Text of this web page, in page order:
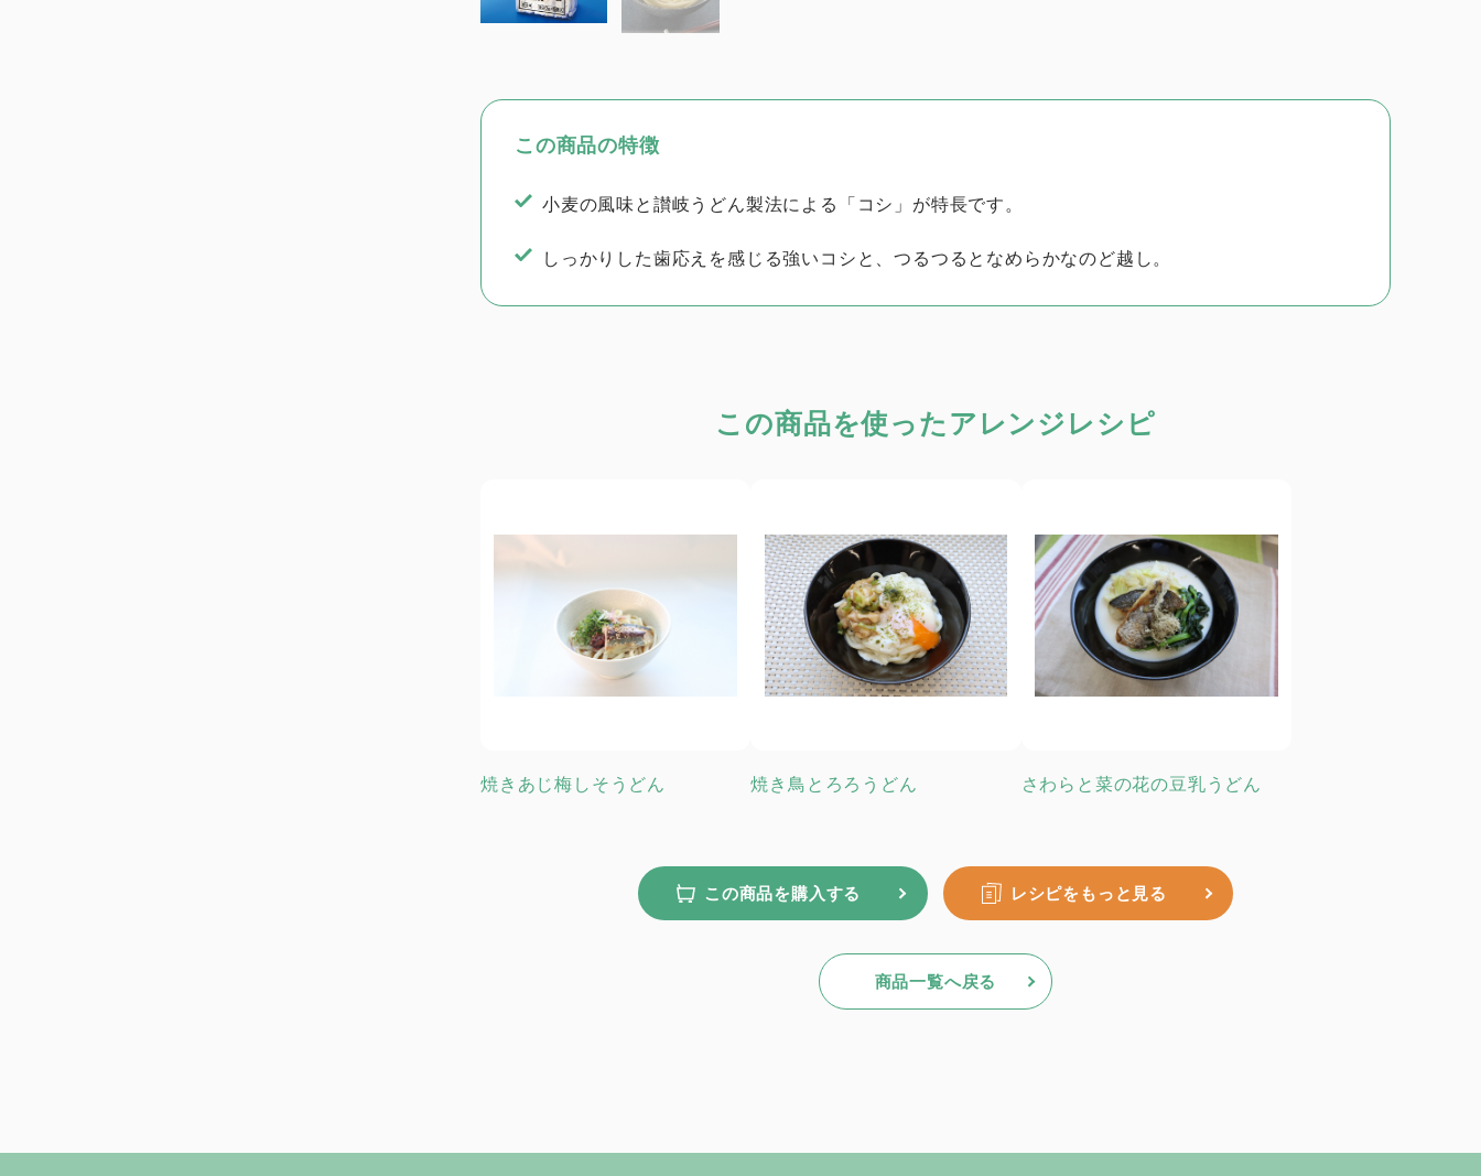
この商品の特徴
小麦の風味と讃岐うどん製法による「コシ」が特長です。
しっかりした歯応えを感じる強いコシと、つるつるとなめらかなのど越し。
この商品を使った アレンジレシピ
焼きあじ梅しそうどん 焼き鳥とろろうどん さわらと菜の花の豆乳うどん
この商品を購入する レシピをもっと見る
商品一覧へ戻る